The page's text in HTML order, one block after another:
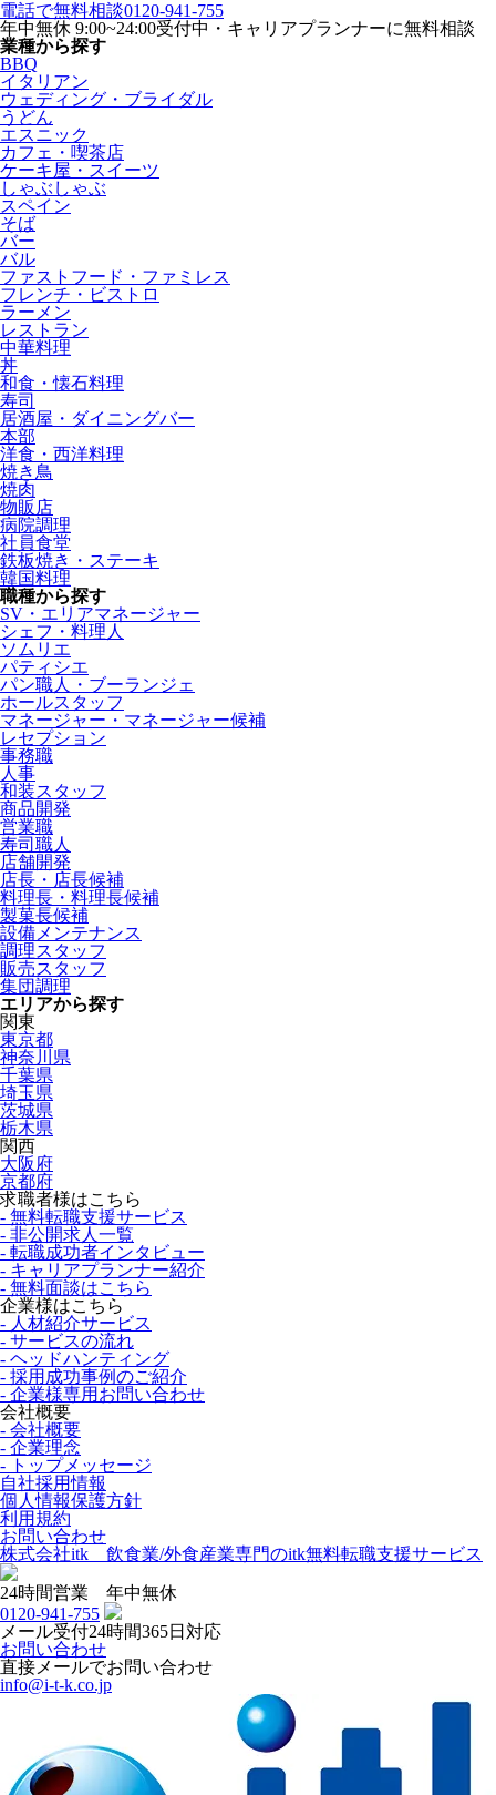
電話で無料相談0120-941-755
年中無休 9:00~24:00受付中・キャリアプランナーに無料相談
業種から探す
BBQ
イタリアン
ウェディング・ブライダル
うどん
エスニック
カフェ・喫茶店
ケーキ屋・スイーツ
しゃぶしゃぶ
スペイン
そば
バー
バル
ファストフード・ファミレス
フレンチ・ビストロ
ラーメン
レストラン
中華料理
丼
和食・懐石料理
寿司
居酒屋・ダイニングバー
本部
洋食・西洋料理
焼き鳥
焼肉
物販店
病院調理
社員食堂
鉄板焼き・ステーキ
韓国料理
職種から探す
SV・エリアマネージャー
シェフ・料理人
ソムリエ
パティシエ
パン職人・ブーランジェ
ホールスタッフ
マネージャー・マネージャー候補
レセプション
事務職
人事
和装スタッフ
商品開発
営業職
寿司職人
店舗開発
店長・店長候補
料理長・料理長候補
製菓長候補
設備メンテナンス
調理スタッフ
販売スタッフ
集団調理
エリアから探す
関東
東京都
神奈川県
千葉県
埼玉県
茨城県
栃木県
関西
大阪府
京都府
求職者様はこちら
- 無料転職支援サービス
- 非公開求人一覧
- 転職成功者インタビュー
- キャリアプランナー紹介
- 無料面談はこちら
企業様はこちら
- 人材紹介サービス
- サービスの流れ
- ヘッドハンティング
- 採用成功事例のご紹介
- 企業様専用お問い合わせ
会社概要
- 会社概要
- 企業理念
- トップメッセージ
自社採用情報
個人情報保護方針
利用規約
お問い合わせ
株式会社itk 飲食業/外食産業専門のitk無料転職支援サービス
24時間営業 年中無休
0120-941-755
メール受付24時間365日対応
お問い合わせ
直接メールでお問い合わせ
info@i-t-k.co.jp